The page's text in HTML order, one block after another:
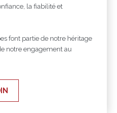
la fiabilité et
font partie de notre héritage
notre engagement au